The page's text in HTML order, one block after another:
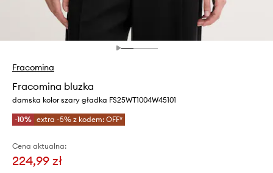
Fracomina
Fracomina bluzka
damska kolor szary gładka FS25WT1004W45101
-10% extra -5% z kodem: OFF*
Cena aktualna:
224,99 zł